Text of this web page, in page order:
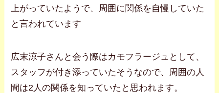
上がっていたようで、周囲に関係を自慢していた
と言われています
広末涼子さんと会う際はカモフラージュとして、
スタッフが付き添っていたそうなので、周囲の人
間は2人の関係を知っていたと思われます。